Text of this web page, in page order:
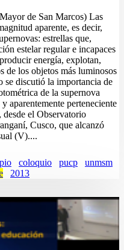
de San Marcos) Las
aparente, es decir,
estrellas que,
estelar regular e incapaces
energía, explotan,
de los objetos más luminosos
discutió la importancia de
de la supernova
aparentemente perteneciente
el Observatorio
Cusco, que alcanzó
(V)....
coloquio pucp
unmsm
2013